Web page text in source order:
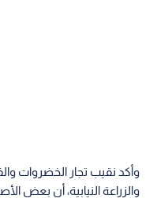
وأكد نقيب تجار الخضروات
والزراعة النيابية، أن بعض